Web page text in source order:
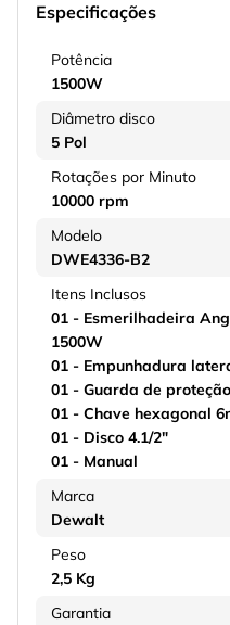
Especificações
Potência
1500W
Diâmetro disco
5 Pol
Rotações por Minuto
10000 rpm
Modelo
DWE4336-B2
Itens Inclusos
01 - Esmerilhadeira
1500W
01 - Empunhadura
01 - Guarda de proteção
01 - Chave hexagonal
01 - Disco 4.1/2"
01 - Manual
Marca
Dewalt
Peso
2,5 Kg
Garantia